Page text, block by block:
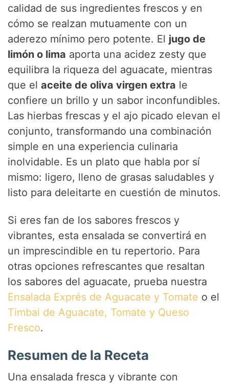
V
i
d
e
o
calidad de sus ingredientes frescos y en
cómo se realzan mutuamente con un
aderezo mínimo pero potente. El jugo de
limón o lima aporta una acidez zesty que
equilibra la riqueza del aguacate, mientras
que elaceite de oliva virgen extra le
confiere un brillo y un sabor inconfundibles.
Las hierbas frescas y el ajo picado elevan el
conjunto, transformando una combinación
simple en una experiencia culinaria
inolvidable. Es un plato que habla por sí
mismo: ligero, lleno de grasas saludables y
listo para deleitarte en cuestión de minutos.
Si eres fan de los sabores frescos y
vibrantes, esta ensalada se convertirá en
un imprescindible en tu repertorio. Para
otras opciones refrescantes que resaltan
los sabores del aguacate, prueba nuestra
Ensalada Exprés de Aguacate y Tomate o el
Timbal de Aguacate, Tomate y Queso
Fresco.
Resumen de la Receta
Una ensalada fresca y vibrante con